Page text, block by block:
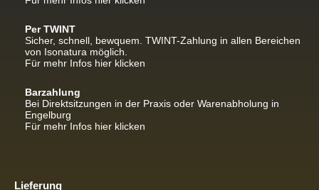
Per TWINT
Sicher, schnell, bewquem. TWINT-Zahlung in allen Bereichen
von Isonatura möglich.
Für mehr Infos hier klicken
Barzahlung
Bei Direktsitzungen in der Praxis oder Warenabholung in
Engelburg
Für mehr Infos hier klicken
Lieferung